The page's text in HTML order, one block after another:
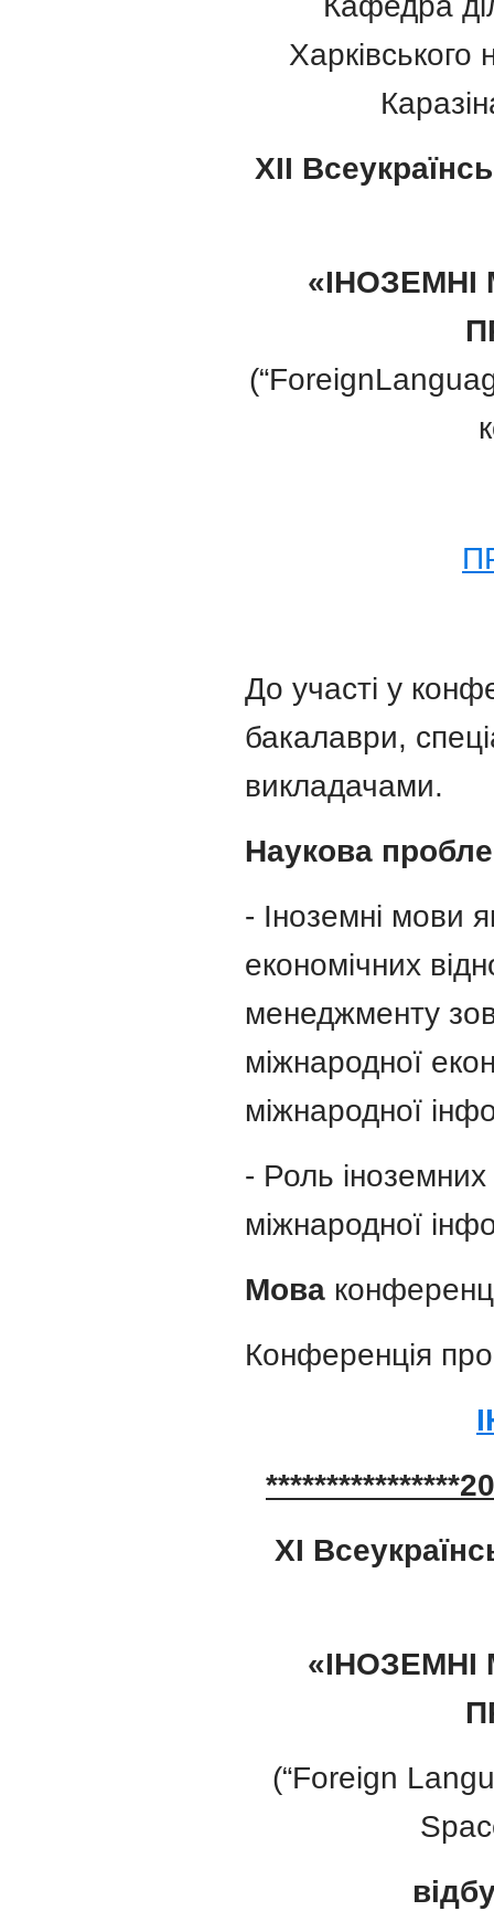
Харківського
XII
До участі у
бакалаври,
викладачами.
Наукова
- Іноземні мови
економічних
менеджменту
міжнародної
міжнародної
- Роль іноземних
міжнародної
Мова
Конференція
XI
(“Foreign